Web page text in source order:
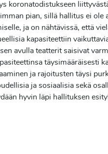
koronatodistukseen
pian, sillä hallitus ei ole
ja on nähtävissä, että
kapasiteettiin
avulla teatterit saisivat
täysimääräisesti
ja rajoitusten täysi
ja sosiaalisia sekä
hyvin läpi hallituksen